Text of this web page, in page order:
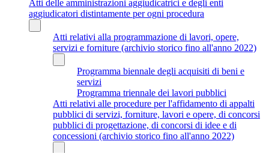
Atti delle amministrazioni aggiudicatrici e degli enti
aggiudicatori distintamente per ogni procedura
Atti relativi alla programmazione di lavori, opere,
servizi e forniture (archivio storico fino all'anno 2022)
Programma biennale degli acquisiti di beni e
servizi
Programma triennale dei lavori pubblici
Atti relativi alle procedure per l'affidamento di appalti
pubblici di servizi, forniture, lavori e opere, di concorsi
pubblici di progettazione, di concorsi di idee e di
concessioni (archivio storico fino all'anno 2022)